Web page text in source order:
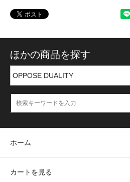
ほかの商品を探す
ホーム
カートを見る